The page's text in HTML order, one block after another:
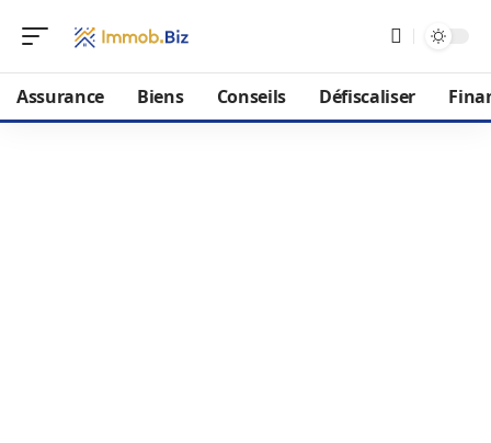
Assurance Biens Conseils Défiscaliser